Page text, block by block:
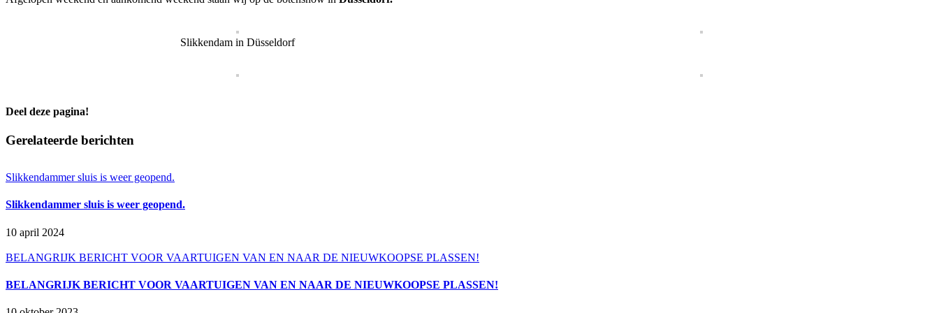
Slikkendam in Düsseldorf
Deel deze pagina!
Facebook
X
LinkedIn
WhatsApp
E-
Gerelateerde berichten
Slikkendammer sluis is weer geopend.
Slikkendammer sluis is weer geopend.
10 april 2024
BELANGRIJK BERICHT VOOR VAARTUIGEN VAN EN NAAR DE NIEUWKOOPSE PLASSEN!
BELANGRIJK BERICHT VOOR VAARTUIGEN VAN EN NAAR DE NIEUWKOOPSE PLASSEN!